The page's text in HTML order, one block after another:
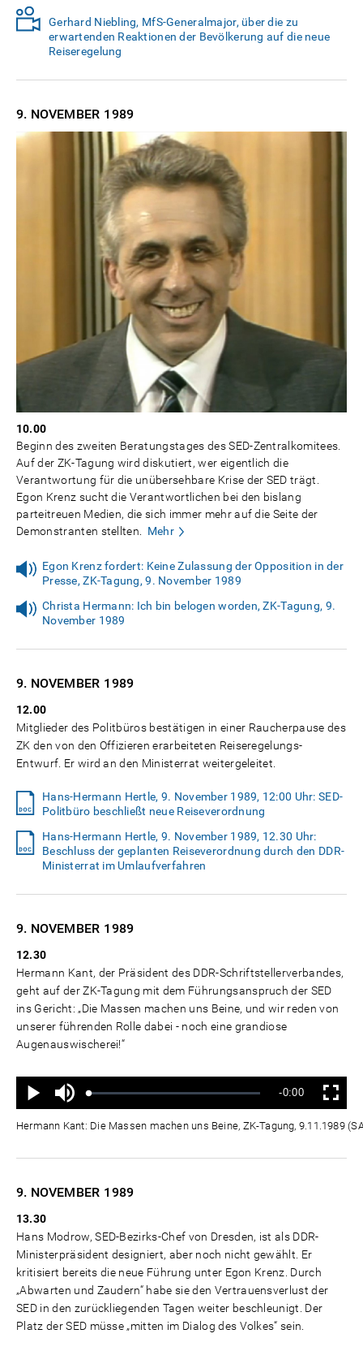
Gerhard Niebling, MfS-Generalmajor, über die zu
erwartenden Reaktionen der Bevölkerung auf die neue
Reiseregelung
9. NOVEMBER 1989
10.00
Beginn des zweiten Beratungstages des SED-Zentralkomitees.
Auf der ZK-Tagung wird diskutiert, wer eigentlich die
Verantwortung für die unübersehbare Krise der SED trägt.
Egon Krenz sucht die Verantwortlichen bei den bislang
parteitreuen Medien, die sich immer mehr auf die Seite der
Demonstranten stellten. Mehr
Egon Krenz fordert: Keine Zulassung der Opposition in der
Presse, ZK-Tagung, 9. November 1989
Christa Hermann: Ich bin belogen worden, ZK-Tagung, 9.
November 1989
9. NOVEMBER 1989
12.00
Mitglieder des Politbüros bestätigen in einer Raucherpause des
ZK den von den Offizieren erarbeiteten Reiseregelungs-
Entwurf. Er wird an den Ministerrat weitergeleitet.
Hans-Hermann Hertle, 9. November 1989, 12:00 Uhr: SED-
Politbüro beschließt neue Reiseverordnung
Hans-Hermann Hertle, 9. November 1989, 12.30 Uhr:
Beschluss der geplanten Reiseverordnung durch den DDR-
Ministerrat im Umlaufverfahren
9. NOVEMBER 1989
12.30
Hermann Kant, der Präsident des DDR-Schriftstellerverbandes,
geht auf der ZK-Tagung mit dem Führungsanspruch der SED
ins Gericht: „Die Massen machen uns Beine, und wir reden von
unserer führenden Rolle dabei - noch eine grandiose
Augenauswischerei!“
Wiedergabe
Ton
aus
Geladen:
Status:
Verbleibende
Zeit
-0:00 Vollbild
Hermann Kant: Die Massen machen uns Beine, ZK-Tagung, 9.11.1989
9. NOVEMBER 1989
13.30
Hans Modrow, SED-Bezirks-Chef von Dresden, ist als DDR-
Ministerpräsident designiert, aber noch nicht gewählt. Er
kritisiert bereits die neue Führung unter Egon Krenz. Durch
„Abwarten und Zaudern“ habe sie den Vertrauensverlust der
SED in den zurückliegenden Tagen weiter beschleunigt. Der
Platz der SED müsse „mitten im Dialog des Volkes“ sein.